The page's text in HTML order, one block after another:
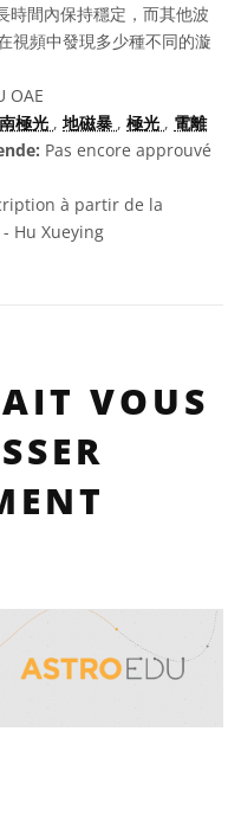
時間內保持穩定，而其他波
視頻中發現多少種不同的漩
OAE
南極光 , 地磁暴 , 極光 , 電離
Pas encore approuvé
à partir de la
Hu Xueying
VOUS